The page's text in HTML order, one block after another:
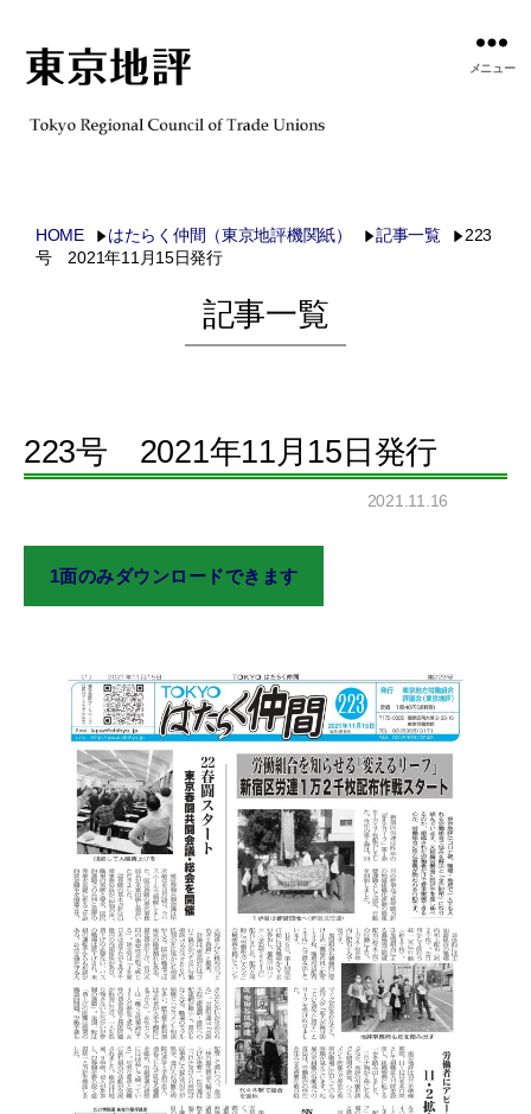
メニュー
HOME はたらく仲間（東京地評機関紙） 記事一覧
223
号 2021年11月15日発行
記事一覧
223号 2021年11月15日発行
2021.11.16
1面のみダウンロードできます